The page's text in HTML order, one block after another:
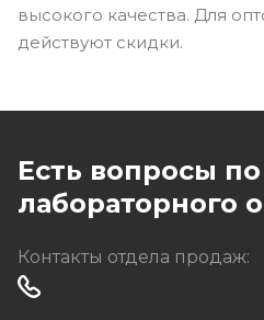
высокого качества. Для
действуют скидки.
Есть вопросы
лабораторного
Контакты отдела продаж: